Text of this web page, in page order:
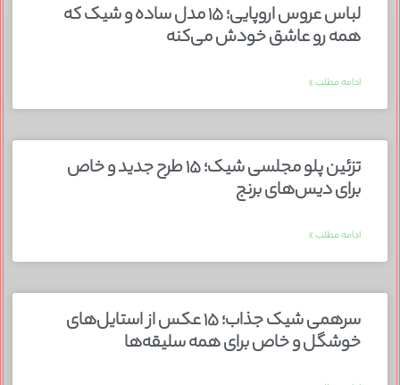
لباس عروس اروپایی؛ ۱۵ مدل ساده و شیک که
همه رو عاشق خودش می‌کنه
ادامه مطلب »
تزئین پلو مجلسی شیک؛ ۱۵ طرح جدید و خاص
برای دیس‌های برنج
ادامه مطلب »
سرهمی شیک جذاب؛ ۱۵ عکس از استایل‌های
خوشگل و خاص برای همه سلیقه‌ها